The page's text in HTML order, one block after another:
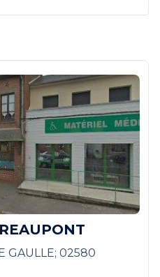
GAULLE; 02580